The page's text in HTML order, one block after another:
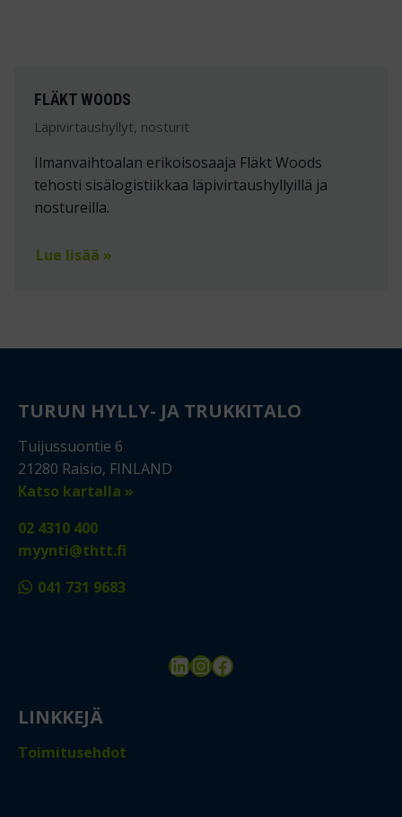
FLÄKT WOODS
Läpivirtaushyllyt, nosturit
Ilmanvaihtoalan erikoisosaaja Fläkt Woods
tehosti sisälogistiikkaa läpivirtaushyllyillä ja
nostureilla.
Lue lisää »
TURUN HYLLY- JA TRUKKITALO
Tuijussuontie 6
21280 Raisio, FINLAND
Katso kartalla »
02 4310 400
myynti@thtt.fi
041 731 9683
LinkedIn
Instagram
Facebook
LINKKEJÄ
Toimitusehdot